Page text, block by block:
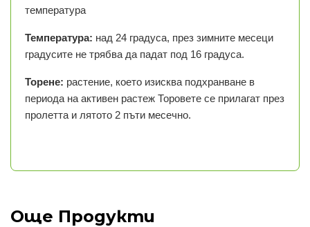
температура
Температура: над 24 градуса, през зимните месеци
градусите не трябва да падат под 16 градуса.
Торене: растение, което изисква подхранване в
периода на активен растеж Торовете се прилагат през
пролетта и лятото 2 пъти месечно.
Още Продукти